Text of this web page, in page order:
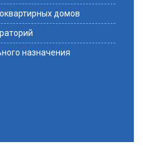
домов
назначения